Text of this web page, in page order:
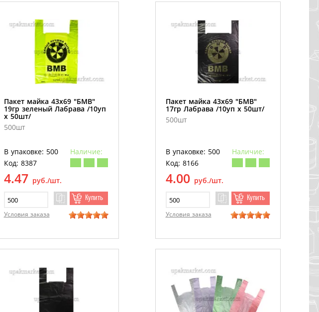
Пакет майка 43х69 "БМВ"
19гр зеленый Лабрава /10уп
х 50шт/
500шт
В упаковке: 500
Наличие:
Код: 8387
4.47 руб./шт.
Купить
Условия заказа
Пакет майка 43х69 "БМВ"
17гр Лабрава /10уп х 50шт/
500шт
В упаковке: 500
Наличие:
Код: 8166
4.00 руб./шт.
Купить
Условия заказа